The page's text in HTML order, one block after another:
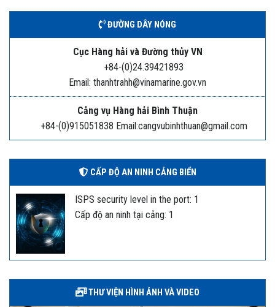
ĐƯỜNG DÂY NÓNG
Cục Hàng hải và Đường thủy VN
+84-(0)24.39421893
Email: thanhtrahh@vinamarine.gov.vn
Cảng vụ Hàng hải Bình Thuận
+84-(0)915051838 Email:cangvubinhthuan@gmail.com
CẤP ĐỘ AN NINH CẢNG BIỂN
ISPS security level in the port: 1
Cấp độ an ninh tại cảng: 1
THƯ VIỆN HÌNH ẢNH VÀ VIDEO